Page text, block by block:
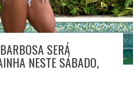
SERÁ
NESTE SÁBADO,